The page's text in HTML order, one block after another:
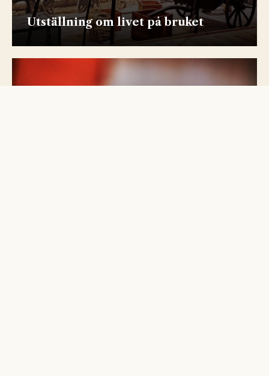
Utställning om livet på bruket